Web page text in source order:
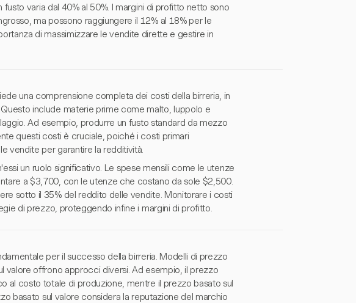
varia dal 40% al 50%. I margini di profitto netto sono
ma possono raggiungere il 12% al 18% per le
di massimizzare le vendite dirette e gestire in
una comprensione completa dei costi della birreria, in
include materie prime come malto, luppolo e
Ad esempio, produrre un fusto standard da mezzo
questi costi è cruciale, poiché i costi primari
vendite per garantire la redditività.
un ruolo significativo. Le spese mensili come le utenze
a $3,700, con le utenze che costano da sole $2,500.
sotto il 35% del reddito delle vendite. Monitorare i costi
di prezzo, proteggendo infine i margini di profitto.
per il successo della birreria. Modelli di prezzo
valore offrono approcci diversi. Ad esempio, il prezzo
al costo totale di produzione, mentre il prezzo basato sul
basato sul valore considera la reputazione del marchio